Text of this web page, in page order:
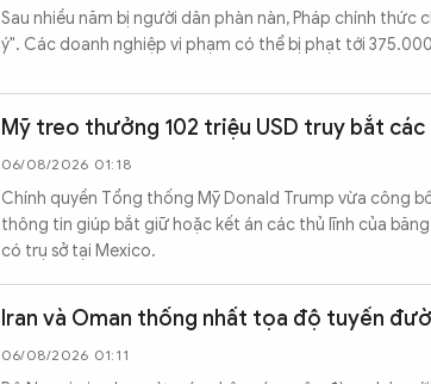
Sau nhiều năm bị người dân phàn nàn, Pháp chính
ý". Các doanh nghiệp vi phạm có thể bị phạt tới
Mỹ treo thưởng 102 triệu USD truy bắt
06/08/2026 01:18
Chính quyền Tổng thống Mỹ Donald Trump vừa công
thông tin giúp bắt giữ hoặc kết án các thủ lĩnh của
có trụ sở tại Mexico.
Iran và Oman thống nhất tọa độ tuyến
06/08/2026 01:11